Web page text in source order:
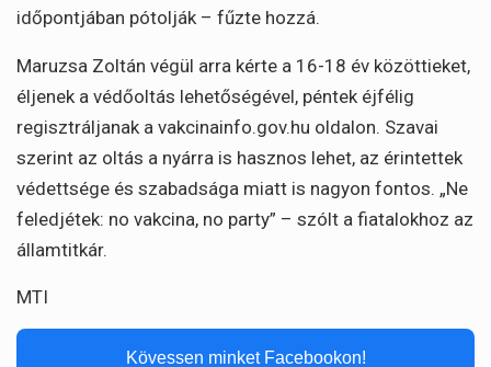
időpontjában pótolják – fűzte hozzá.
Maruzsa Zoltán végül arra kérte a 16-18 év közöttieket,
éljenek a védőoltás lehetőségével, péntek éjfélig
regisztráljanak a vakcinainfo.gov.hu oldalon. Szavai
szerint az oltás a nyárra is hasznos lehet, az érintettek
védettsége és szabadsága miatt is nagyon fontos. „Ne
feledjétek: no vakcina, no party” – szólt a fiatalokhoz az
államtitkár.
MTI
Kövessen minket Facebookon!